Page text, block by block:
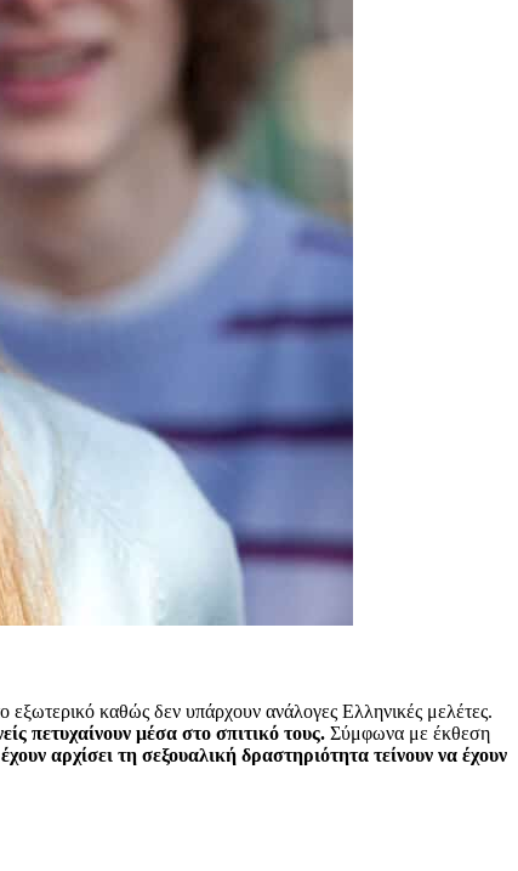
καθώς δεν υπάρχουν ανάλογες Ελληνικές μελέτες.
πετυχαίνουν μέσα στο σπιτικό τους. Σύμφωνα με έκθεση
αρχίσει τη σεξουαλική δραστηριότητα τείνουν να έχουν